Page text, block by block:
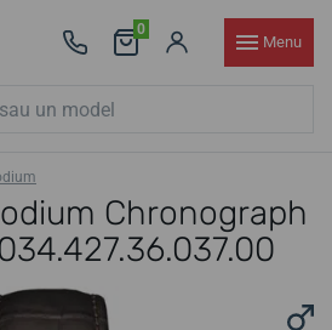
0
Menu
Chronograph